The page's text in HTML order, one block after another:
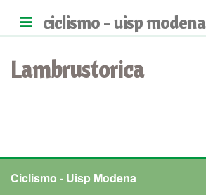
ciclismo - uisp modena
Lambrustorica
Ciclismo - Uisp Modena